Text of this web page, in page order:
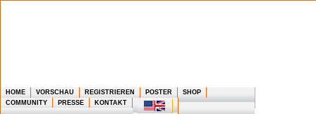
HOME VORSCHAU REGISTRIEREN POSTER
SHOP
COMMUNITY
PRESSE KONTAKT